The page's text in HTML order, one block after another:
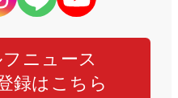
ニュース
録はこちら